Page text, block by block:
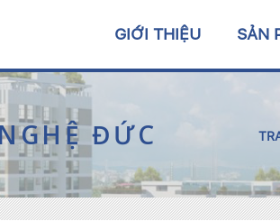
GIỚI THIỆU SẢN
ĐỨC